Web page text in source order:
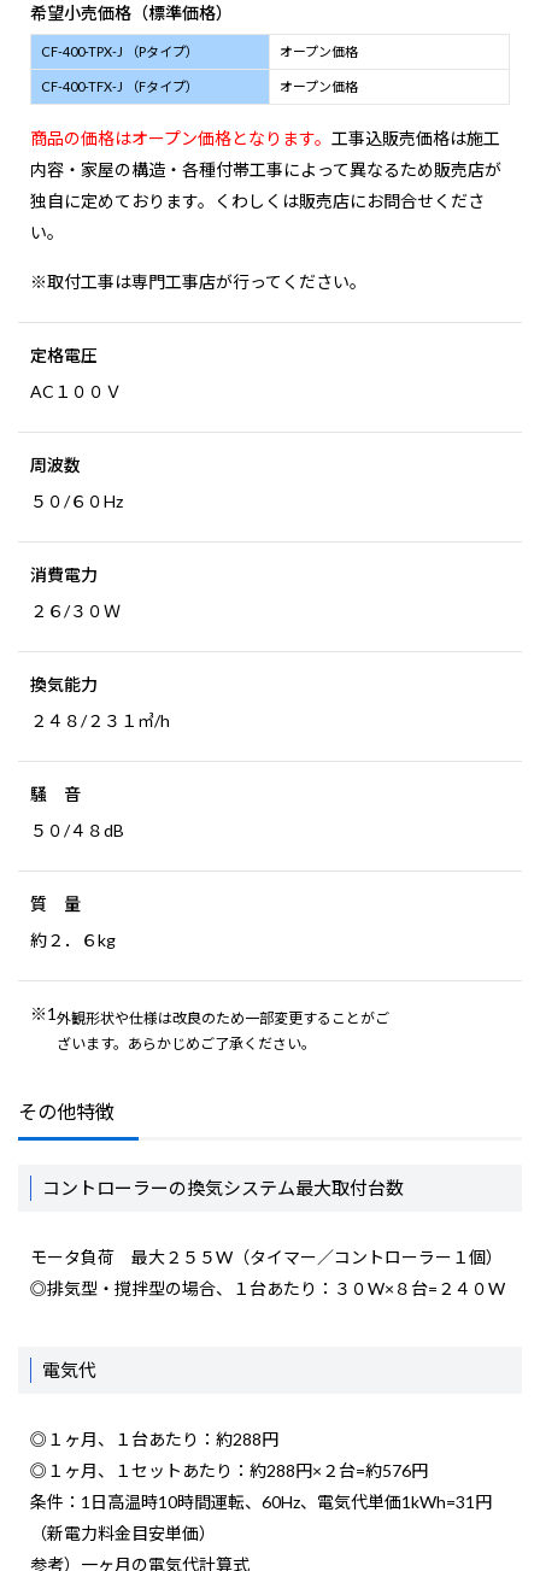
希望小売価格（標準価格）
CF-400-TPX-J （Pタイプ） オープン価格
CF-400-TFX-J （Fタイプ） オープン価格
商品の価格はオープン価格となります。 工事込販売価格は施工
内容・家屋の構造・各種付帯工事によって異なるため販売店が
独自に定めております。くわしくは販売店にお問合せくださ
い。
※取付工事は専門工事店が行ってください。
定格電圧
AC１００Ｖ
周波数
５０/６０Hz
消費電力
２６/３０Ｗ
換気能力
２４８/２３１㎥/h
騒 音
５０/４８dB
質 量
約２．６kg
※1 外観形状や仕様は改良のため一部変更することがご
ざいます。あらかじめご了承ください。
その他特徴
コントローラーの換気システム最大取付台数
モータ負荷 最大２５５W（タイマー／コントローラー１個）
◎排気型・撹拌型の場合、１台あたり：３０W×８台=２４０W
電気代
◎１ヶ月、１台あたり：約288円
◎１ヶ月、１セットあたり：約288円×２台=約576円
条件：1日高温時10時間運転、60Hz、電気代単価1kWh=31円
（新電力料金目安単価）
参考）一ヶ月の電気代計算式